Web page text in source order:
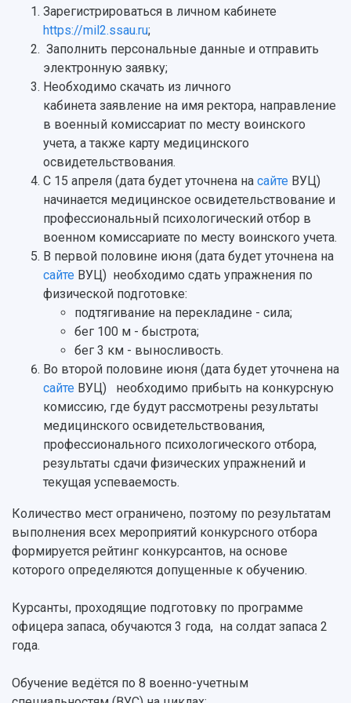
Устойчивое развитие
Кампус
3D-тур по университету
Музеи
Учебный аэродром
Центр истории авиационных двигателей
Ботанический сад
Умный дом бабочек
Международный межвузовский кампус
Сведения об образовательной организации
Официальные документы
Видеолекции
Противодействие COVID-19
деятельности
Журналы Самарского университета
Научные конференции
Патенты
Публикации и издания
Отчеты о проведенных конференциях
Зарегистрироваться в личном кабинете
https://mil2.ssau.ru;
Заполнить персональные данные и отправить
электронную заявку;
Необходимо скачать из личного
кабинета заявление на имя ректора, направление
в военный комиссариат по месту воинского
учета, а также карту медицинского
освидетельствования.
С 15 апреля (дата будет уточнена на сайте ВУЦ)
начинается медицинское освидетельствование и
профессиональный психологический отбор в
военном комиссариате по месту воинского учета.
В первой половине июня (дата будет уточнена на
сайте ВУЦ) необходимо сдать упражнения по
физической подготовке:
подтягивание на перекладине - сила;
бег 100 м - быстрота;
бег 3 км - выносливость.
Во второй половине июня (дата будет уточнена на
сайте ВУЦ) необходимо прибыть на конкурсную
комиссию, где будут рассмотрены результаты
медицинского освидетельствования,
профессионального психологического отбора,
результаты сдачи физических упражнений и
текущая успеваемость.
Количество мест ограничено, поэтому по результатам
выполнения всех мероприятий конкурсного отбора
формируется рейтинг конкурсантов, на основе
которого определяются допущенные к обучению.
Курсанты, проходящие подготовку по программе
офицера запаса, обучаются 3 года, на солдат запаса 2
года.
Обучение ведётся по 8 военно-учетным